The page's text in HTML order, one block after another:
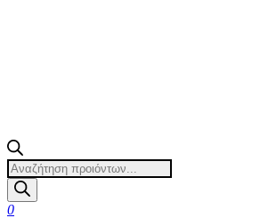
Products
search
0